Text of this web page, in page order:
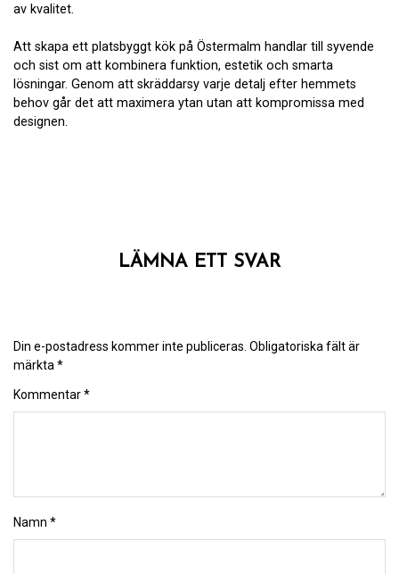
av kvalitet.
Att skapa ett platsbyggt kök på Östermalm handlar till syvende
och sist om att kombinera funktion, estetik och smarta
lösningar. Genom att skräddarsy varje detalj efter hemmets
behov går det att maximera ytan utan att kompromissa med
designen.
LÄMNA ETT SVAR
Din e-postadress kommer inte publiceras. Obligatoriska fält är
märkta *
Kommentar*
Namn *